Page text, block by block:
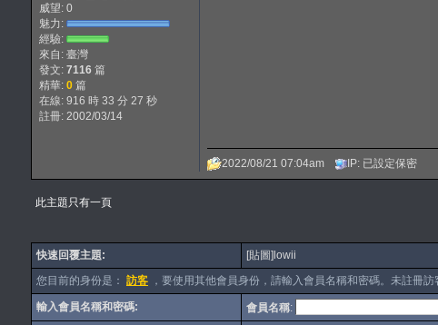
威望: 0
魅力:
經驗:
來自: 臺灣
發文: 7116 篇
精華: 0 篇
在線: 916 時 33 分 27 秒
註冊: 2002/03/14
2022/08/21 07:04am IP: 已設定保密
此主題只有一頁
快速回覆主題:
[貼圖]lowii
您目前的身份是： 訪客 ，要使用其他會員身份，請輸入會員名稱和密碼。未註冊訪
輸入會員名稱和密碼: 會員名稱: